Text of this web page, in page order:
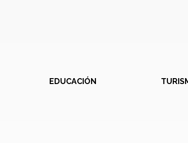
EDUCACIÓN